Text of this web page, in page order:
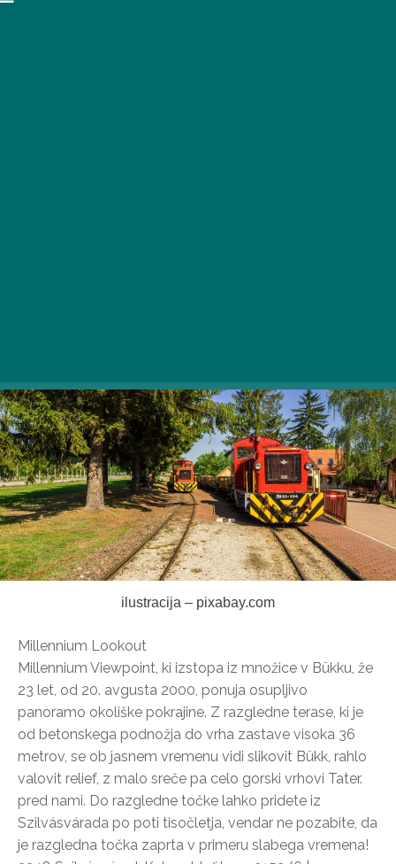
ilustracija – pixabay.com
Millennium Lookout
Millennium Viewpoint, ki izstopa iz množice v Bükku, že
23 let, od 20. avgusta 2000, ponuja osupljivo
panoramo okoliške pokrajine. Z razgledne terase, ki je
od betonskega podnožja do vrha zastave visoka 36
metrov, se ob jasnem vremenu vidi slikovit Bükk, rahlo
valovit relief, z malo sreče pa celo gorski vrhovi Tater.
pred nami. Do razgledne točke lahko pridete iz
Szilvásvárada po poti tisočletja, vendar ne pozabite, da
je razgledna točka zaprta v primeru slabega vremena!